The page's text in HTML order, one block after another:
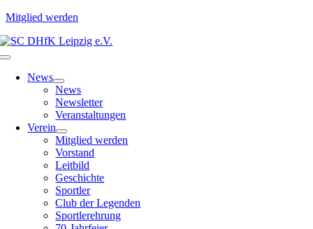
Mitglied werden
Zum
Inhalt
Toggle
NavigationNews
News
Newsletter
Veranstaltungen
Verein
Mitglied werden
Vorstand
Leitbild
Geschichte
Sportler
Club der Legenden
Sportlerehrung